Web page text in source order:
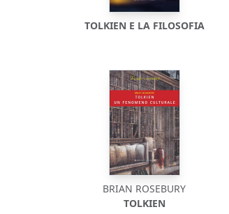
TOLKIEN E LA FILOSOFIA
BRIAN ROSEBURY
TOLKIEN